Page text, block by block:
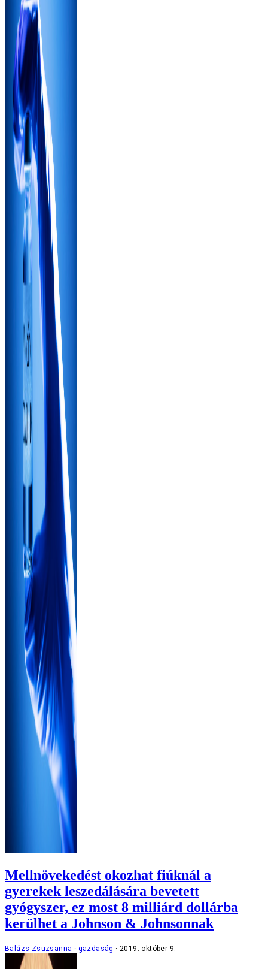
Mellnövekedést okozhat fiúknál a
gyerekek leszedálására bevetett
gyógyszer, ez most 8 milliárd dollárba
kerülhet a Johnson & Johnsonnak
Balázs Zsuzsanna gazdaság 2019. október 9.